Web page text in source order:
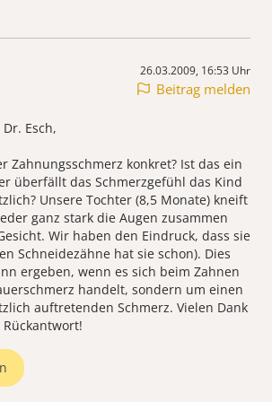
26.03.2009, 16:53 Uhr
Beitrag melden
Esch,
Zahnungsschmerz konkret? Ist das ein
überfällt das Schmerzgefühl das Kind
Unsere Tochter (8,5 Monate) kneift
ganz stark die Augen zusammen
Wir haben den Eindruck, dass sie
Schneidezähne hat sie schon). Dies
ergeben, wenn es sich beim Zahnen
handelt, sondern um einen
auftretenden Schmerz. Vielen Dank